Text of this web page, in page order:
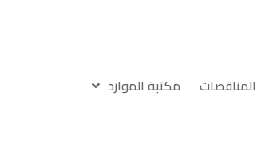
المناقصات مكتبة الموارد